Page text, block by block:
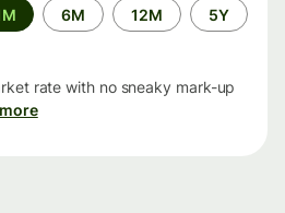
6M 12M 5Y
rate with no sneaky mark-up